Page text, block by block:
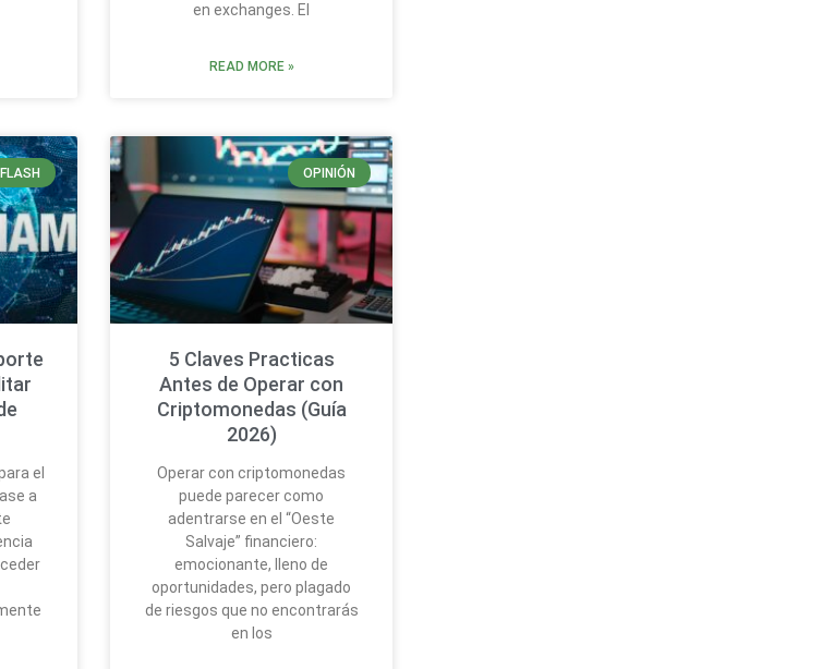
en exchanges. El
READ MORE »
el
a
OPINIÓN
5 Claves Practicas
Antes de Operar con
Criptomonedas (Guía
2026)
Operar con criptomonedas
puede parecer como
adentrarse en el “Oeste
Salvaje” financiero:
emocionante, lleno de
oportunidades, pero plagado
de riesgos que no encontrarás
en los